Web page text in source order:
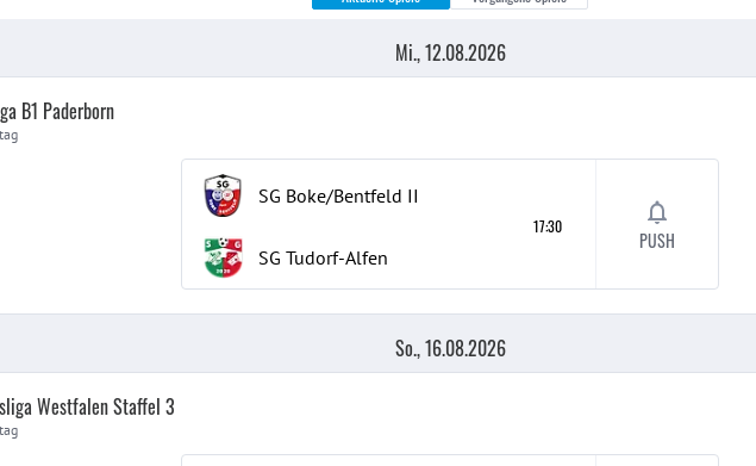
Mi., 12.08.2026
B1 Paderborn
SG Boke/Bentfeld II
SG Tudorf-Alfen
17:30
PUSH
So., 16.08.2026
Westfalen Staffel 3